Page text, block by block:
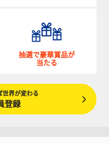
抽選で豪華賞品が
当たる
世界が変わる
登録